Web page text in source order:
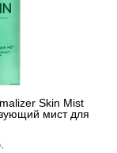
Skin Mist
мист для